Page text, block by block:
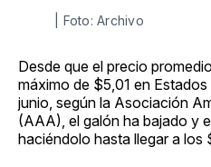
| Foto: Archivo
Desde que el precio
máximo de $5,01 en
junio, según la Asociación
(AAA), el galón ha bajado y
haciéndolo hasta llegar a los